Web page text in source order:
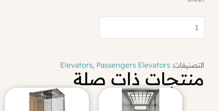
BSC-
التصنيفات: Elevators, Passengers Elevators
منتجات ذات صلة